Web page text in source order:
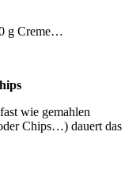
g Creme…
wie gemahlen
Chips…) dauert das